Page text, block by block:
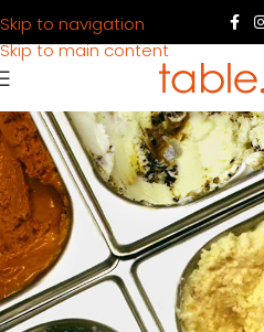
Skip to navigation
Skip to main content